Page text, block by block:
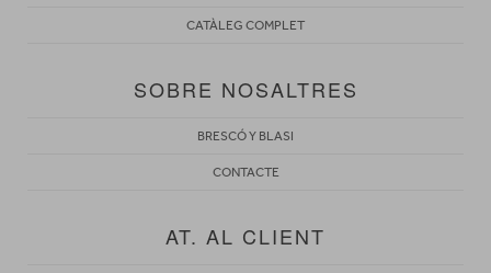
CATÀLEG COMPLET
SOBRE NOSALTRES
BRESCÓ Y BLASI
CONTACTE
AT. AL CLIENT